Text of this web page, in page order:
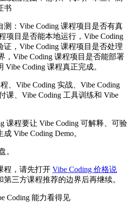
：Vibe Coding 课程项目是否有真
项目是否能本地运行，Vibe Coding
，Vibe Coding 课程项目是否处理
，Vibe Coding 课程项目是否能部署
Vibe Coding 课程真正完成。
、Vibe Coding 实战、Vibe Coding
课、Vibe Coding 工具训练和 Vibe
课程要让 Vibe Coding 可解释、可验
Vibe Coding Demo。
。
程，请先打开 Vibe Coding 价格说
第三方课程推荐的边界后再继续。
Coding 能力看得见